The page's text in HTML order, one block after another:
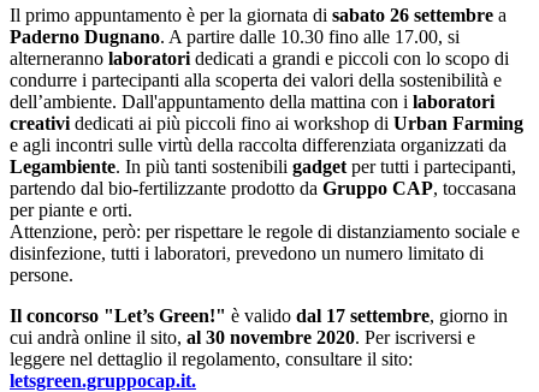
Il primo appuntamento è per la giornata di sabato 26 settembre a
Paderno Dugnano. A partire dalle 10.30 fino alle 17.00, si
alterneranno laboratori dedicati a grandi e piccoli con lo scopo di
condurre i partecipanti alla scoperta dei valori della sostenibilità e
dell’ambiente. Dall'appuntamento della mattina con i laboratori
creativi dedicati ai più piccoli fino ai workshop di Urban Farming
e agli incontri sulle virtù della raccolta differenziata organizzati da
Legambiente. In più tanti sostenibili gadget per tutti i partecipanti,
partendo dal bio-fertilizzante prodotto da Gruppo CAP, toccasana
per piante e orti.
Attenzione, però: per rispettare le regole di distanziamento sociale e
disinfezione, tutti i laboratori, prevedono un numero limitato di
persone.
Il concorso "Let’s Green!" è valido dal 17 settembre, giorno in
cui andrà online il sito, al 30 novembre 2020. Per iscriversi e
leggere nel dettaglio il regolamento, consultare il sito:
letsgreen.gruppocap.it.